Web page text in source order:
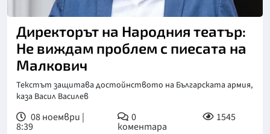
Директорът на Народния театър:
Не виждам проблем с пиесата на
Малкович
Текстът защитава достойнството на Българската армия,
каза Васил Василев
08 ноември |
8:39
0
коментара
1545